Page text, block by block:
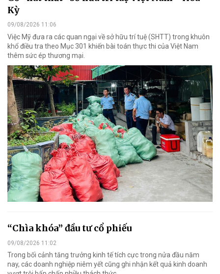
Kỳ
09/08/2026 11:06
Việc Mỹ đưa ra các quan ngại về sở hữu trí tuệ (SHTT) trong khuôn
khổ điều tra theo Mục 301 khiến bài toán thực thi của Việt Nam
thêm sức ép thương mại.
“Chìa khóa” đầu tư cổ phiếu
09/08/2026 11:02
Trong bối cảnh tăng trưởng kinh tế tích cực trong nửa đầu năm
nay, các doanh nghiệp niêm yết cũng ghi nhận kết quả kinh doanh